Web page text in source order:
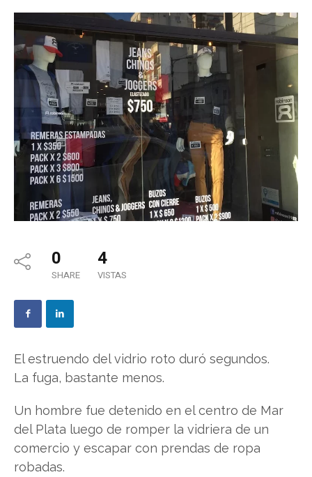
0
SHARE
4
VISTAS
El estruendo del vidrio roto duró segundos.
La fuga, bastante menos.
Un hombre fue detenido en el centro de Mar
del Plata luego de romper la vidriera de un
comercio y escapar con prendas de ropa
robadas.